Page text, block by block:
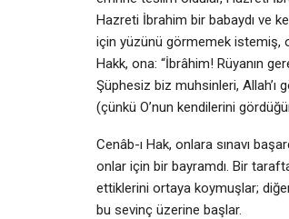
Hazreti İbrahim bir babaydı ve
için yüzünü görmemek istemiş,
Hakk, ona: “İbrâhim! Rüyanın
Şüphesiz biz muhsinleri, Allah’ı
(çünkü O’nun kendilerini
Cenâb-ı Hak, onlara sınavı
onlar için bir bayramdı. Bir
ettiklerini ortaya koymuşlar;
bu sevinç üzerine başlar.